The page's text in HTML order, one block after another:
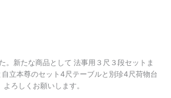
。新たな商品として 法事用３尺３段セットま
自立本尊のセット4尺テーブルと別珍4尺荷物台
ろしくお願いします。